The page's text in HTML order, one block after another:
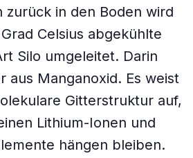
zurück in den Boden wird
Celsius abgekühlte
Silo umgeleitet. Darin
aus Manganoxid. Es weist
Gitterstruktur auf,
Lithium-Ionen und
hängen bleiben.